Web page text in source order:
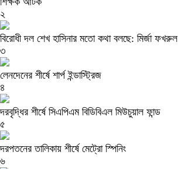
২
বিরোধী দল শেখ হাসিনার মতো কথা বলছে: মির্জা ফখরুল
৩
লেনদেনের শীর্ষে শার্প ইন্ডাস্ট্রিজ
৪
দরবৃদ্ধির শীর্ষে সিএপিএম বিডিবিএল মিউচুয়াল ফান্ড
৫
দরপতনের তালিকায় শীর্ষে মেট্রো স্পিনিং
৬